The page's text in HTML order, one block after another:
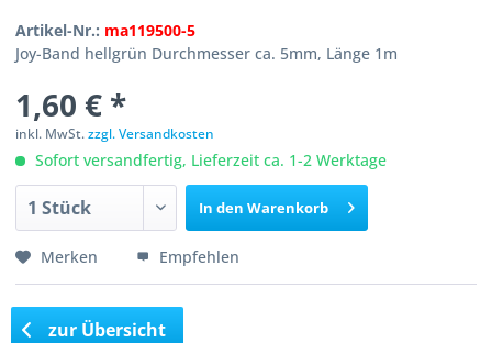
Artikel-Nr.: ma119500-5
Joy-Band hellgrün Durchmesser ca. 5mm, Länge 1m
1,60 € *
inkl. MwSt.zzgl. Versandkosten
Sofort versandfertig, Lieferzeit ca. 1-2 Werktage
In den Warenkorb
Merken Empfehlen
zur Übersicht